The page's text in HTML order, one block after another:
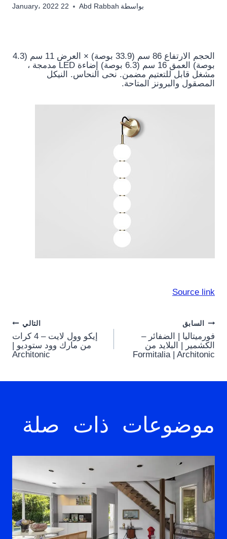
بواسطة Abd Rabbah 22 January، 2022
الحجم الارتفاع 86 سم (33.9 بوصة) × العرض 11 سم (4.3
بوصة) العمق 16 سم (6.3 بوصة) إضاءة LED مدمجة ،
مشغل قابل للتعتيم مضمن. نحى النحاس. النيكل
المصقول والبرونز المتاحة.
Source link
Post
navigation
السابق
فورميتاليا | الضفائر –
الكشمير | البلايد من
Formitalia | Architonic
التالي
إيكو وول لايت – 4 كرات
من مارك وود ستوديو |
Architonic
موضوعات ذات صلة